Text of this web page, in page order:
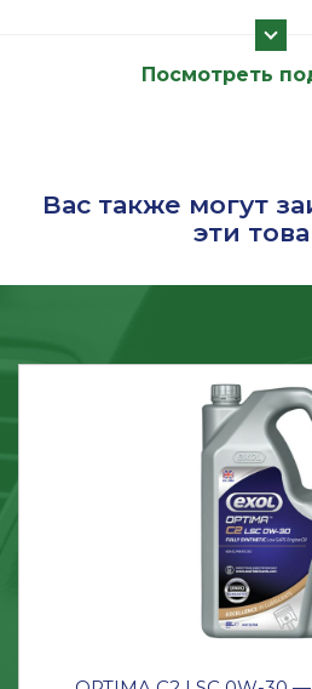
Посмотреть
Вас также могут
эти